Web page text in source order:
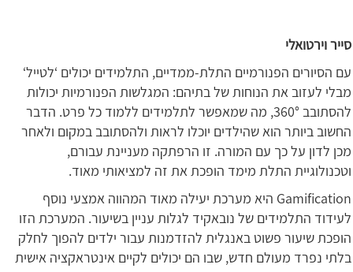
סייר וירטואלי
עם הסיורים הפנורמיים התלת-ממדיים, התלמידים יכולים ‘לטייל‘
מבלי לעזוב את הנוחות של בתיהם: המגלשות הפנורמיות יכולות
להסתובב 360°, מה שמאפשר לתלמידים ללמוד כל פרט. הדבר
החשוב ביותר הוא שהילדים יוכלו לראות ולהסתובב במקום ולאחר
מכן לדון על כך עם המורה. זו הרפתקה מעניינת עבורם,
וטכנולוגיית התלת מימד הופכת את זה למציאותי מאוד.
Gamification היא מערכת יעילה מאוד המהווה אמצעי נוסף
לעידוד התלמידים של נובאקיד לגלות עניין בשיעור. המערכת הזו
הופכת שיעור פשוט באנגלית להזדמנות עבור ילדים להפוך לחלק
בלתי נפרד מעולם חדש, שבו הם יכולים לקיים אינטראקציה אישית